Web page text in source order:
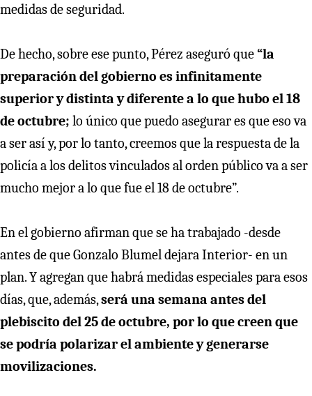
medidas de seguridad.
De hecho, sobre ese punto, Pérez aseguró que“la
preparación del gobierno es infinitamente
superior y distinta y diferente a lo que hubo el 18
de octubre; lo único que puedo asegurar es que eso va
a ser así y, por lo tanto, creemos que la respuesta de la
policía a los delitos vinculados al orden público va a ser
mucho mejor a lo que fue el 18 de octubre”.
En el gobierno afirman que se ha trabajado -desde
antes de que Gonzalo Blumel dejara Interior- en un
plan. Y agregan que habrá medidas especiales para esos
días, que, además,será una semana antes del
plebiscito del 25 de octubre, por lo que creen que
se podría polarizar el ambiente y generarse
movilizaciones.